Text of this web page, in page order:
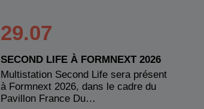
29.07
SECOND LIFE À FORMNEXT 2026
Multistation Second Life sera présent
à Formnext 2026, dans le cadre du
Pavillon France Du…